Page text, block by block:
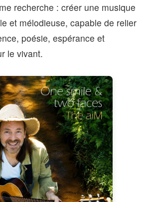
recherche : créer une musique
et mélodieuse, capable de relier
poésie, espérance et
le vivant.